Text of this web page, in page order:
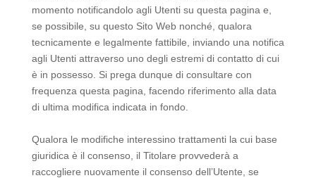
momento notificandolo agli Utenti su questa pagina e,
se possibile, su questo Sito Web nonché, qualora
tecnicamente e legalmente fattibile, inviando una notifica
agli Utenti attraverso uno degli estremi di contatto di cui
è in possesso. Si prega dunque di consultare con
frequenza questa pagina, facendo riferimento alla data
di ultima modifica indicata in fondo.
Qualora le modifiche interessino trattamenti la cui base
giuridica è il consenso, il Titolare provvederà a
raccogliere nuovamente il consenso dell’Utente, se